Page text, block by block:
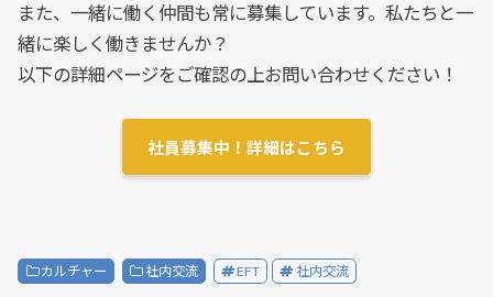
また、一緒に働く仲間も常に募集しています。私たちと一
緒に楽しく働きませんか？
以下の詳細ページをご確認の上お問い合わせください！
社員募集中！詳細はこちら
カルチャー 社内交流 EFT 社内交流